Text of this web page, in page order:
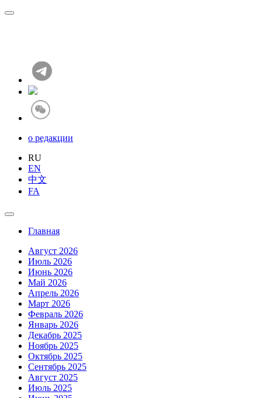
о редакции
RU
EN
中文
FA
Главная
Август 2026
Июль 2026
Июнь 2026
Май 2026
Апрель 2026
Март 2026
Февраль 2026
Январь 2026
Декабрь 2025
Ноябрь 2025
Октябрь 2025
Сентябрь 2025
Август 2025
Июль 2025